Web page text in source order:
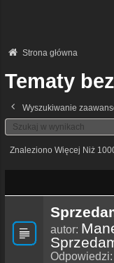
Strona główna
Tematy
Wyszukiwanie
Znaleziono Więcej Niż
autor:
Odpowiedzi: